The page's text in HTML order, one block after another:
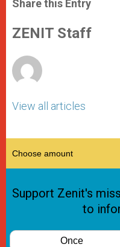
s
p
p
e
g
e
b
o
k
Share this Entry
ZENIT Staff
View all articles